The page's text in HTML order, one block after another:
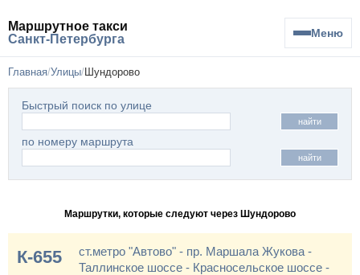
Маршрутное такси
Санкт-Петербурга
Меню
Главная Улицы Шундорово
Быстрый поиск по улице
найти
по номеру маршрута
найти
Маршрутки, которые следуют через Шундорово
К-655
ст.метро "Автово" - пр. Маршала Жукова -
Таллинское шоссе - Красносельское шоссе -